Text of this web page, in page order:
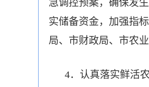
急调控预案，确保发
实储备资金，加强指
局、市财政局、市农
4．认真落实鲜活